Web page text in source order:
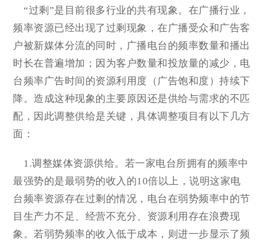
“过剩”是目前很多行业的共有现象。在广播行业，
频率资源已经出现了过剩现象，在广播受众和广告客
户被新媒体分流的同时，广播电台的频率数量和播出
时长在普遍增加；因为客户数量和投放量的减少，电
台频率广告时间的资源利用度（广告饱和度）持续下
降。造成这种现象的主要原因还是供给与需求的不匹
配，因此调整供给是关键，具体调整项目有以下几方
面：
1.调整媒体资源供给。若一家电台所拥有的频率中
最强势的是最弱势的收入的10倍以上，说明这家电
台频率资源存在过剩的情况，电台在弱势频率中的节
目生产力不足、经营不充分、资源利用存在浪费现
象。若弱势频率的收入低于成本，则进一步显示了频